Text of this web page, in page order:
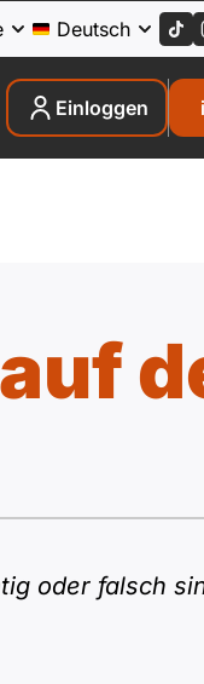
Deutsch
Einloggen
oder falsch